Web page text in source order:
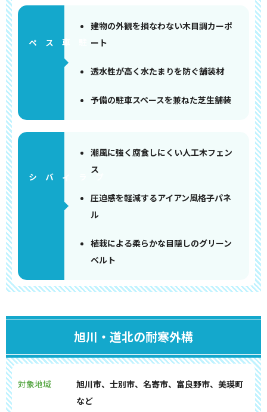
建物の外観を損なわない木目調カーポ
ート
透水性が高く水たまりを防ぐ舗装材
予備の駐車スペースを兼ねた芝生舗装
潮風に強く腐食しにくい人工木フェン
ス
圧迫感を軽減するアイアン風格子パネ
ル
植栽による柔らかな目隠しのグリーン
ベルト
旭川・道北の耐寒外構
対象地域
旭川市、士別市、名寄市、富良野市、美瑛町
など